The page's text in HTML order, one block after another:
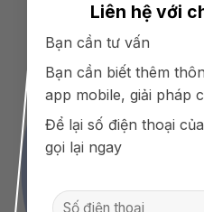
Liên hệ với
Bạn cần tư vấn
Bạn cần biết thêm
app mobile, giải pháp
Để lại số điện thoại
gọi lại ngay